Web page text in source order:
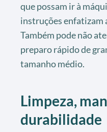
que possam ir à
instruções enfatizam
Também pode não
preparo rápido de
tamanho médio.
Limpeza,
durabilidade